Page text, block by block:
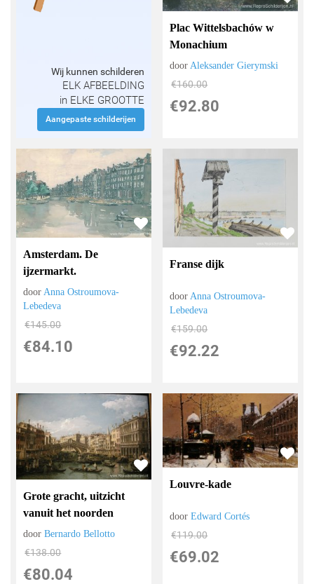
Wij kunnen schilderen
ELK AFBEELDING
in ELKE GROOTTE
Aangepaste schilderijen
Plac Wittelsbachów w
Monachium
door Aleksander Gierymski
€160.00
€92.80
Amsterdam. De
ijzermarkt.
doorAnna Ostroumova-
Lebedeva
€145.00
€84.10
Franse dijk
doorAnna Ostroumova-
Lebedeva
€159.00
€92.22
Grote gracht, uitzicht
vanuit het noorden
doorBernardo Bellotto
€138.00
€80.04
Louvre-kade
doorEdward Cortés
€119.00
€69.02